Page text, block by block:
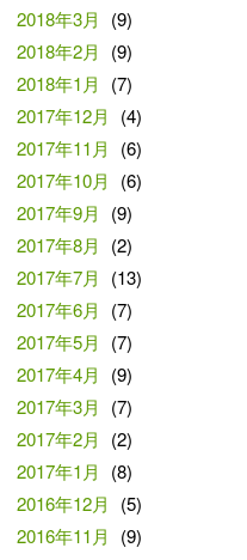
2018年3月
(9)
2018年2月
(9)
2018年1月
(7)
2017年12月
(4)
2017年11月
(6)
2017年10月
(6)
2017年9月
(9)
2017年8月
(2)
2017年7月
(13)
2017年6月
(7)
2017年5月
(7)
2017年4月
(9)
2017年3月
(7)
2017年2月
(2)
2017年1月
(8)
2016年12月
(5)
2016年11月
(9)